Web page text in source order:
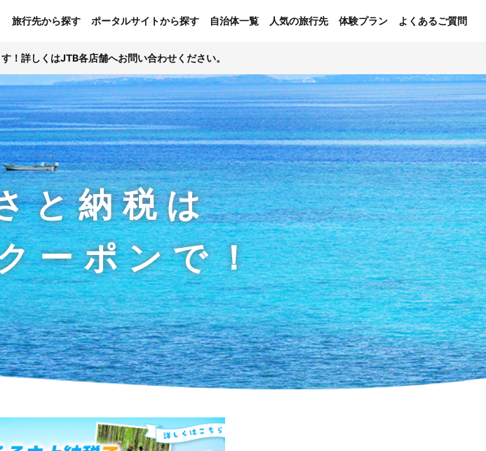
旅行先から探す ポータルサイトから探す 自治体一覧 人気の旅行先 体験プラン よくあるご質問
！詳しくはJTB各店舗へお問い合わせください。
と納税は
ーポンで！